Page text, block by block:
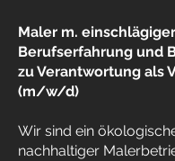
​Maler m. einschlägiger
Berufserfahrung und
zu Verantwortung als
(m/w/d)
Wir sind ein
nachhaltiger